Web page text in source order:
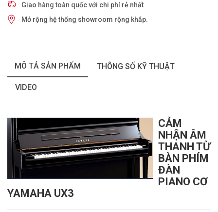
Giao hàng toàn quốc với chi phí rẻ nhất
Mở rộng hệ thống showroom rộng khắp.
MÔ TẢ SẢN PHẨM THÔNG SỐ KỸ THUẬT
VIDEO
CẢM
NHẬN ÂM
THANH TỪ
BÀN PHÍM
ĐÀN
PIANO CƠ
YAMAHA UX3